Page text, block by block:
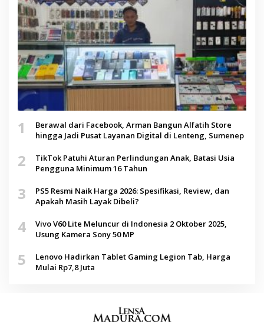
1
Berawal dari Facebook, Arman Bangun Alfatih Store
hingga Jadi Pusat Layanan Digital di Lenteng, Sumenep
2
TikTok Patuhi Aturan Perlindungan Anak, Batasi Usia
Pengguna Minimum 16 Tahun
3
PS5 Resmi Naik Harga 2026: Spesifikasi, Review, dan
Apakah Masih Layak Dibeli?
4
Vivo V60 Lite Meluncur di Indonesia 2 Oktober 2025,
Usung Kamera Sony 50 MP
5
Lenovo Hadirkan Tablet Gaming Legion Tab, Harga
Mulai Rp7,8 Juta